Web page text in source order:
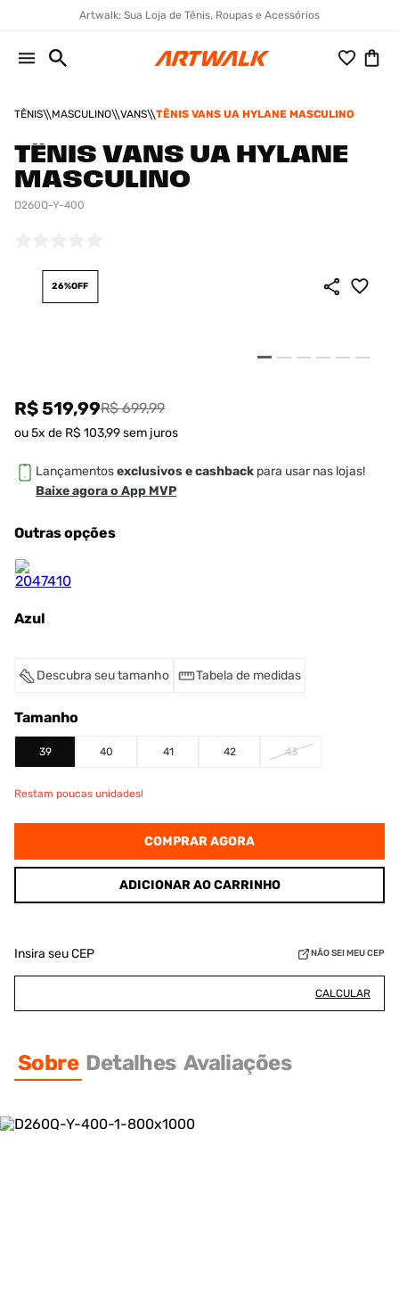
Artwalk: Sua Loja de Tênis, Roupas e Acessórios
TÊNIS MASCULINO VANS TÊNIS VANS UA HYLANE MASCULINO
TÊNIS VANS UA HYLANE
MASCULINO
D260Q-Y-400
26%OFF
R$ 519,99R$ 699,99
ou5x de R$ 103,99sem juros
Lançamentosexclusivos e cashback para usar nas lojas!
Baixe agora o App MVP
Outras opções
Azul
Descubra seu tamanho Tabela de medidas
Tamanho
39 40 41 42 43
Restam poucas unidades!
COMPRAR AGORA
ADICIONAR AO CARRINHO
Insira seu CEP NÃO SEI MEU CEP
CALCULAR
Sobre Detalhes Avaliações